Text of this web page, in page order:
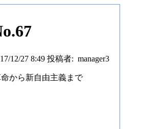
12/27 8:49 投稿者: manager3
から新自由主義まで